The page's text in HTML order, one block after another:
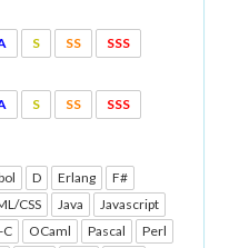
S SS SSS
S SS SSS
D Erlang
F#
CSS Java
Javascript
C OCaml Pascal
Perl